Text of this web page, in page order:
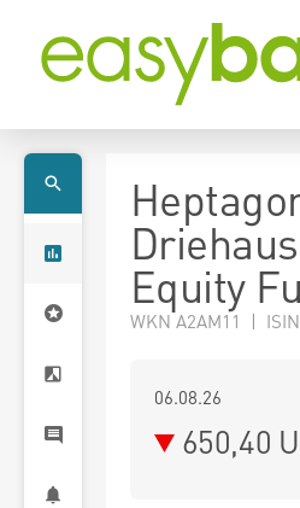
Equity
WKN A2AM11 |
06.08.26
650,40